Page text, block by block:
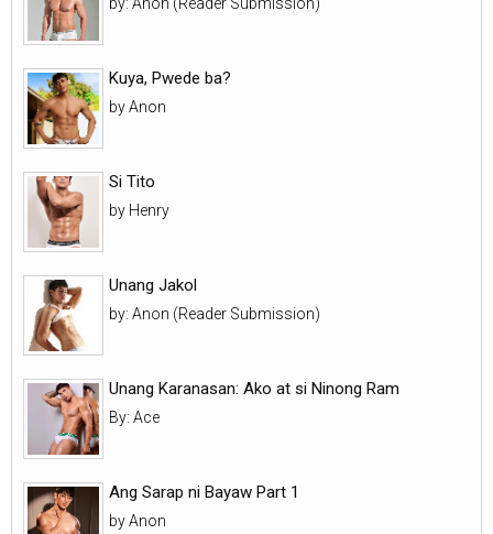
Kuya, Pwede ba?
by Anon
Si Tito
by Henry
Unang Jakol
by: Anon (Reader Submission)
Unang Karanasan: Ako at si Ninong Ram
By: Ace
Ang Sarap ni Bayaw Part 1
by Anon